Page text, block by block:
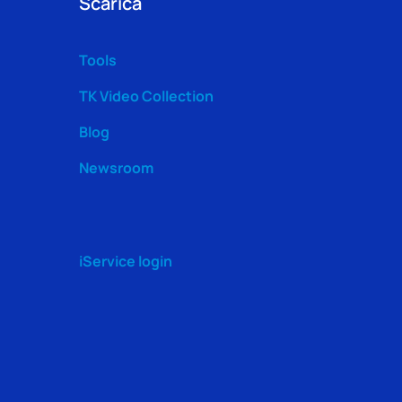
Tools
TK Video Collection
Blog
Newsroom
iService login